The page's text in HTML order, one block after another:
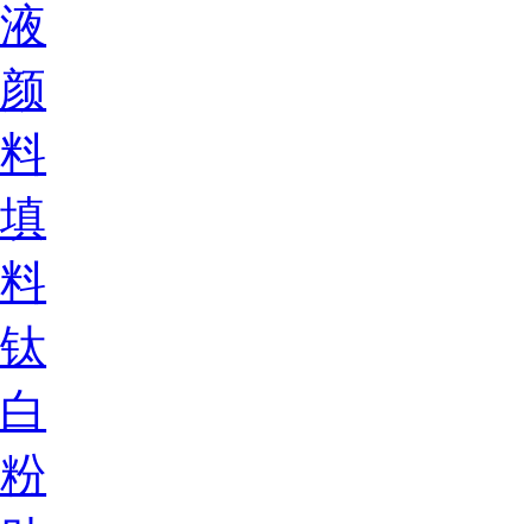
液
颜
料
填
料
钛
白
粉